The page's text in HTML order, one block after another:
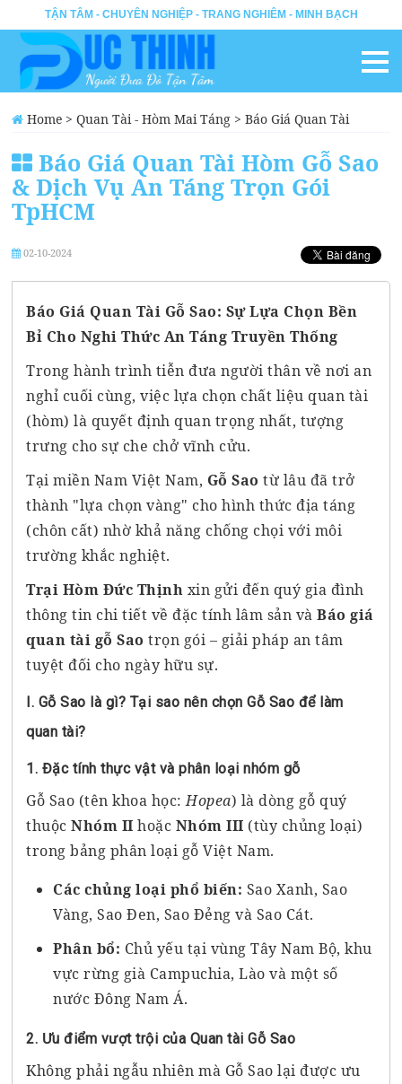
TẬN TÂM - CHUYÊN NGHIỆP - TRANG NGHIÊM - MINH BẠCH
Home >Quan Tài - Hòm Mai Táng >Báo Giá Quan Tài
Báo Giá Quan Tài Hòm Gỗ Sao
& Dịch Vụ An Táng Trọn Gói
TpHCM
02-10-2024
Báo Giá Quan Tài Gỗ Sao: Sự Lựa Chọn Bền
Bỉ Cho Nghi Thức An Táng Truyền Thống
Trong hành trình tiễn đưa người thân về nơi an
nghỉ cuối cùng, việc lựa chọn chất liệu quan tài
(hòm) là quyết định quan trọng nhất, tượng
trưng cho sự che chở vĩnh cửu.
Tại miền Nam Việt Nam, Gỗ Sao từ lâu đã trở
thành "lựa chọn vàng" cho hình thức địa táng
(chôn cất) nhờ khả năng chống chọi với môi
trường khắc nghiệt.
Trại Hòm Đức Thịnh xin gửi đến quý gia đình
thông tin chi tiết về đặc tính lâm sản vàBáo giá
quan tài gỗ Sao trọn gói – giải pháp an tâm
tuyệt đối cho ngày hữu sự.
I. Gỗ Sao là gì? Tại sao nên chọn Gỗ Sao để làm
quan tài?
1. Đặc tính thực vật và phân loại nhóm gỗ
Gỗ Sao (tên khoa học:Hopea) là dòng gỗ quý
thuộcNhóm II hoặc Nhóm III (tùy chủng loại)
trong bảng phân loại gỗ Việt Nam.
Các chủng loại phổ biến: Sao Xanh, Sao
Vàng, Sao Đen, Sao Đẻng và Sao Cát.
Phân bổ: Chủ yếu tại vùng Tây Nam Bộ, khu
vực rừng già Campuchia, Lào và một số
nước Đông Nam Á.
2. Ưu điểm vượt trội của Quan tài Gỗ Sao
Không phải ngẫu nhiên mà Gỗ Sao lại được ưu